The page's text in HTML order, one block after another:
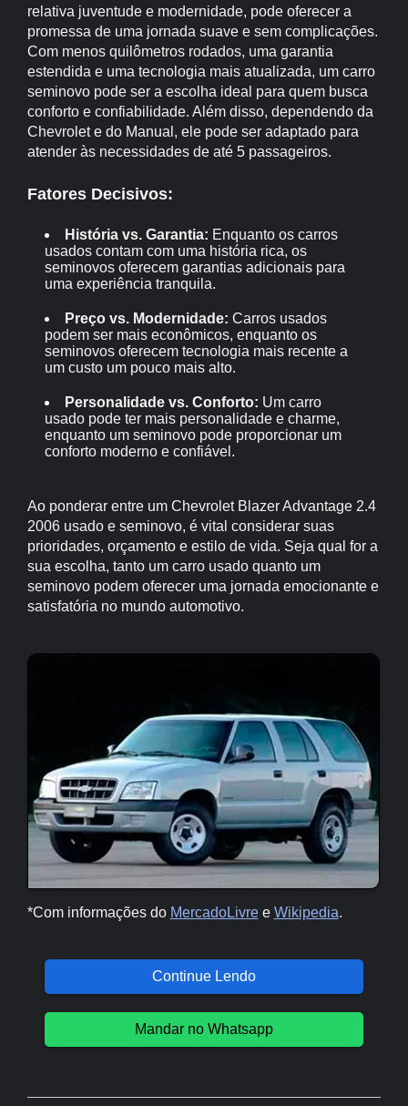
relativa juventude e modernidade, pode oferecer a
promessa de uma jornada suave e sem complicações.
Com menos quilômetros rodados, uma garantia
estendida e uma tecnologia mais atualizada, um carro
seminovo pode ser a escolha ideal para quem busca
conforto e confiabilidade. Além disso, dependendo da
Chevrolet e do Manual, ele pode ser adaptado para
atender às necessidades de até 5 passageiros.
Fatores Decisivos:
História vs. Garantia: Enquanto os carros
usados contam com uma história rica, os
seminovos oferecem garantias adicionais para
uma experiência tranquila.
Preço vs. Modernidade: Carros usados
podem ser mais econômicos, enquanto os
seminovos oferecem tecnologia mais recente a
um custo um pouco mais alto.
Personalidade vs. Conforto: Um carro
usado pode ter mais personalidade e charme,
enquanto um seminovo pode proporcionar um
conforto moderno e confiável.
Ao ponderar entre um Chevrolet Blazer Advantage 2.4
2006 usado e seminovo, é vital considerar suas
prioridades, orçamento e estilo de vida. Seja qual for a
sua escolha, tanto um carro usado quanto um
seminovo podem oferecer uma jornada emocionante e
satisfatória no mundo automotivo.
*Com informações do MercadoLivree Wikipedia.
Continue Lendo
Mandar no Whatsapp